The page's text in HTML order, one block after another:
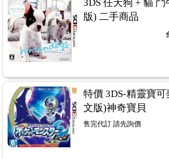
3DS 任天狗 + 貓
版) 二手商品
特價 3DS-精靈寶
文版)神奇寶貝
售完代訂 請先詢價